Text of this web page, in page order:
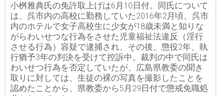
小桝雅典氏の免許取上げは6月10日付。同氏について
は、呉市内の高校に勤務していた2016年2月頃、呉市
内のホテルで女子高校生に少女が18歳未満と知りな
がらわいせつな行為をさせた児童福祉法違反（淫行
させる行為）容疑で逮捕され、その後、懲役2年、執
行猶予3年の判決を受けて控訴中。裁判の中で同氏は
わいせつ行為を否定していたが、広島県教委の聞き
取りに対しては、生徒の裸の写真を撮影したことを
認めたことから、県教委から5月29日付で懲戒免職処